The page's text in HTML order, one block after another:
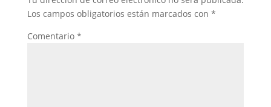
Los campos obligatorios están marcados con *
Comentario *